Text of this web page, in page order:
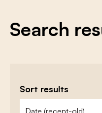
Search
Sort results
zoeken - sorteer
sort content